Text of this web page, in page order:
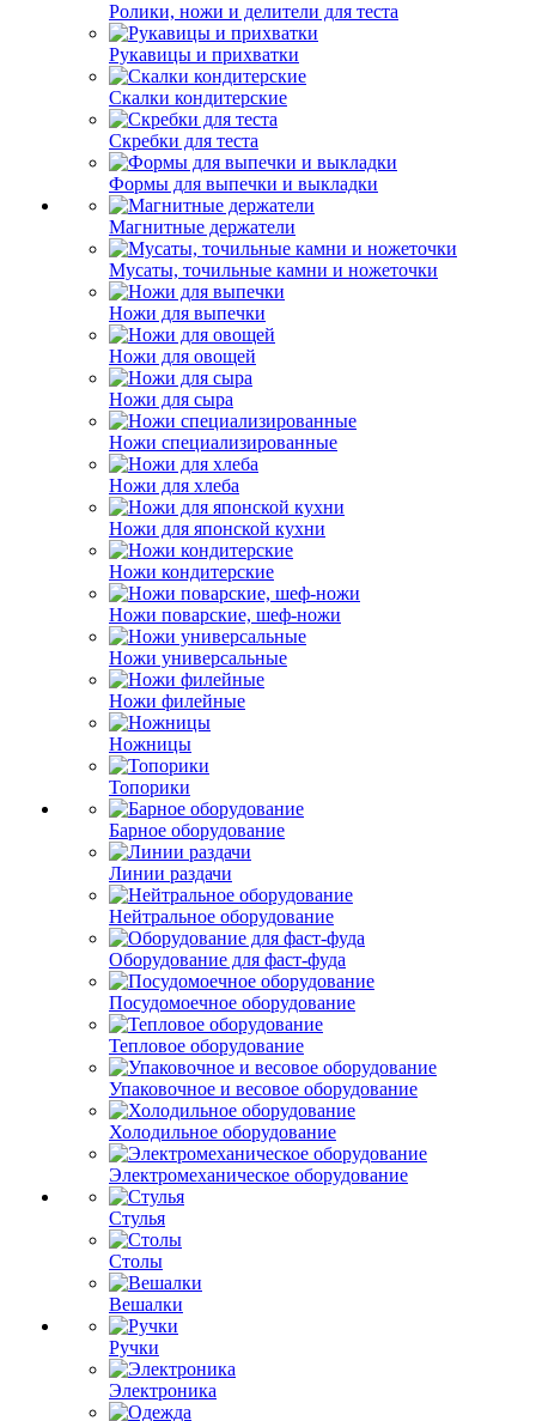
Ролики, ножи и делители для теста
Рукавицы и прихватки
Скалки кондитерские
Скребки для теста
Формы для выпечки и выкладки
Магнитные держатели
Мусаты, точильные камни и ножеточки
Ножи для выпечки
Ножи для овощей
Ножи для сыра
Ножи специализированные
Ножи для хлеба
Ножи для японской кухни
Ножи кондитерские
Ножи поварские, шеф-ножи
Ножи универсальные
Ножи филейные
Ножницы
Топорики
Барное оборудование
Линии раздачи
Нейтральное оборудование
Оборудование для фаст-фуда
Посудомоечное оборудование
Тепловое оборудование
Упаковочное и весовое оборудование
Холодильное оборудование
Электромеханическое оборудование
Стулья
Столы
Вешалки
Ручки
Электроника